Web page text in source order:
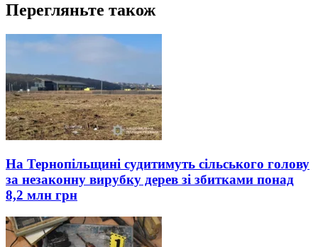
Перегляньте також
На Тернопільщині судитимуть сільського голову
за незаконну вирубку дерев зі збитками понад
8,2 млн грн